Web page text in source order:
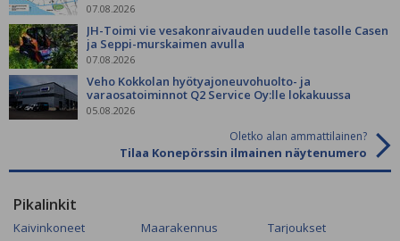
07.08.2026
JH-Toimi vie vesakonraivauden uudelle tasolle Casen
ja Seppi-murskaimen avulla
07.08.2026
Veho Kokkolan hyötyajoneuvohuolto- ja
varaosatoiminnot Q2 Service Oy:lle lokakuussa
05.08.2026
Oletko alan ammattilainen?
Tilaa Konepörssin ilmainen näytenumero
Pikalinkit
Kaivinkoneet
Maarakennus
Tarjoukset